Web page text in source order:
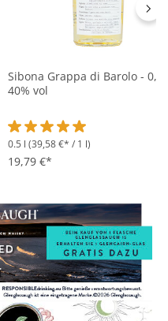
von 5 Sternen
Sibona Grappa di Barolo - 0,5L
40% vol
Durchschnittliche
0.5 l (39,58 €* / 1 l)
19,79 €*